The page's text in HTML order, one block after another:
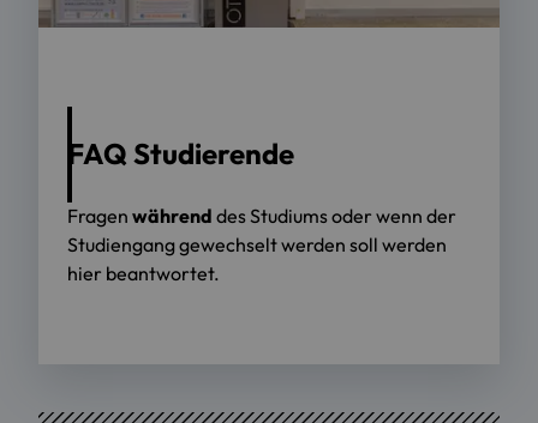
FAQ Studierende
Fragen während des Studiums oder wenn der
Studiengang gewechselt werden soll werden
hier beantwortet.